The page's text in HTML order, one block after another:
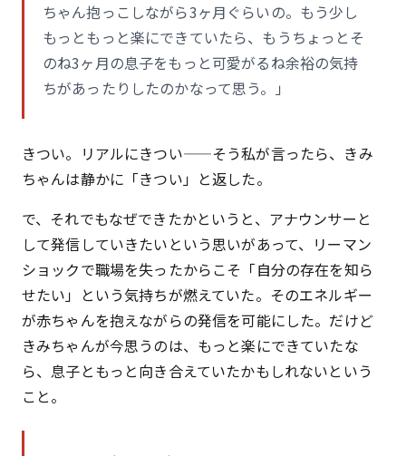
ちゃん抱っこしながら3ヶ月ぐらいの。もう少し
もっともっと楽にできていたら、もうちょっとそ
のね3ヶ月の息子をもっと可愛がるね余裕の気持
ちがあったりしたのかなって思う。」
きつい。リアルにきつい——そう私が言ったら、きみ
ちゃんは静かに「きつい」と返した。
で、それでもなぜできたかというと、アナウンサーと
して発信していきたいという思いがあって、リーマン
ショックで職場を失ったからこそ「自分の存在を知ら
せたい」という気持ちが燃えていた。そのエネルギー
が赤ちゃんを抱えながらの発信を可能にした。だけど
きみちゃんが今思うのは、もっと楽にできていたな
ら、息子ともっと向き合えていたかもしれないという
こと。